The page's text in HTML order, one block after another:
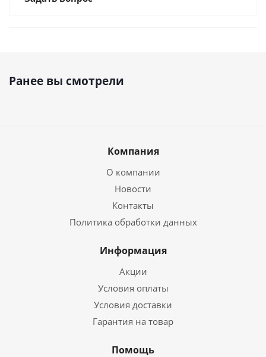
Ранее вы смотрели
Компания
О компании
Новости
Контакты
Политика обработки данных
Информация
Акции
Условия оплаты
Условия доставки
Гарантия на товар
Помощь